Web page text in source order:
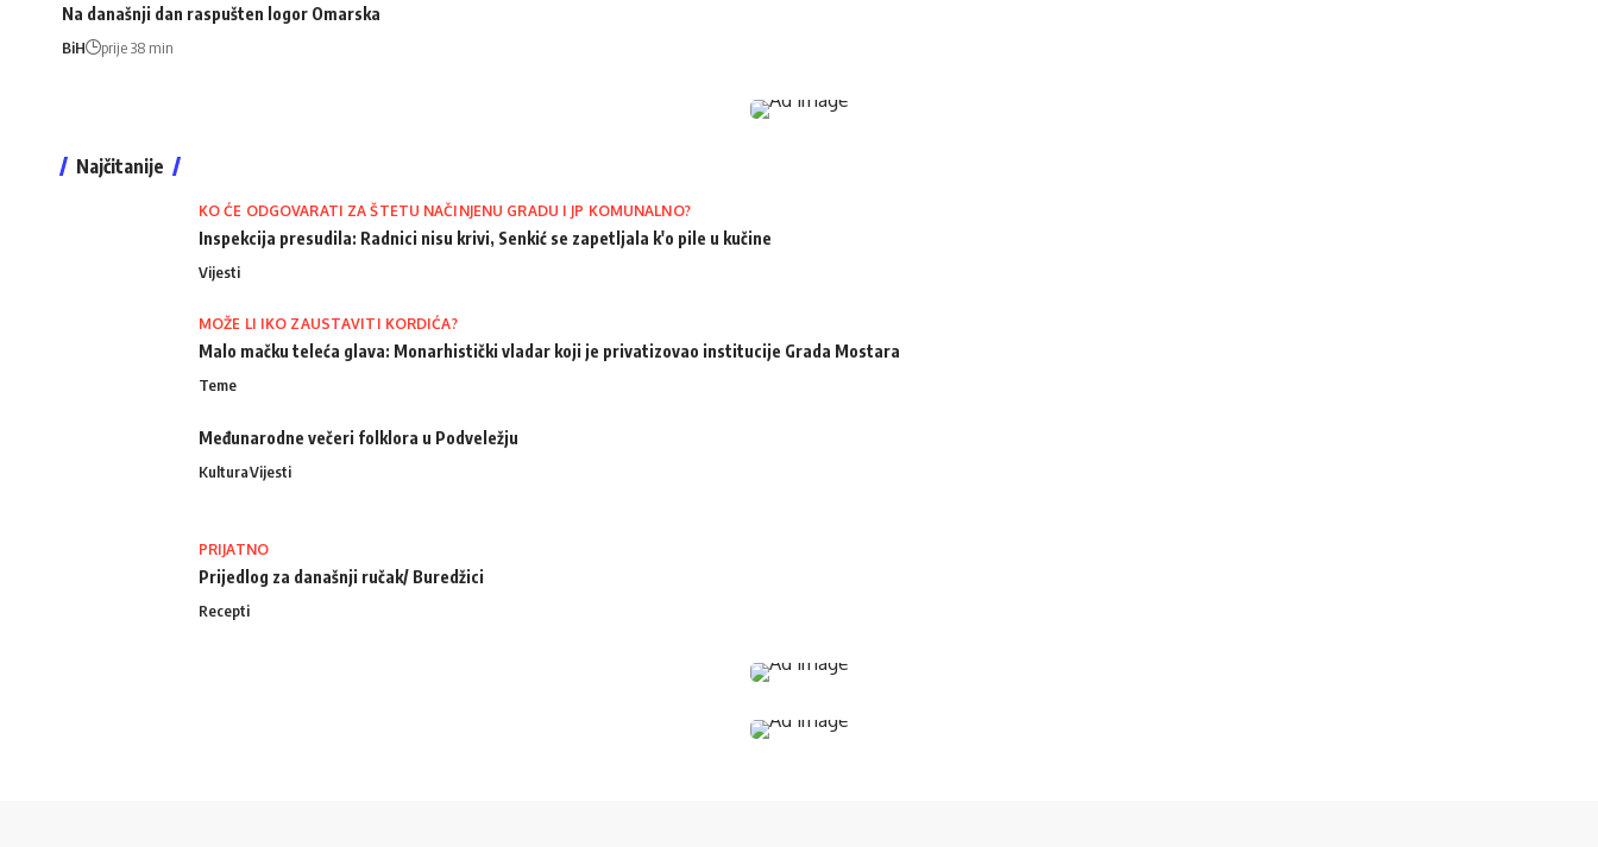
Na današnji dan raspušten logor Omarska
BiH prije 38 min
Najčitanije
KO ĆE ODGOVARATI ZA ŠTETU NAČINJENU GRADU I JP KOMUNALNO?
Inspekcija presudila: Radnici nisu krivi, Senkić se zapetljala k'o pile u kučine
Vijesti
MOŽE LI IKO ZAUSTAVITI KORDIĆA?
Malo mačku teleća glava: Monarhistički vladar koji je privatizovao institucije Grada Mostara
Teme
Međunarodne večeri folklora u Podveležju
KulturaVijesti
PRIJATNO
Prijedlog za današnji ručak/ Buredžici
Recepti